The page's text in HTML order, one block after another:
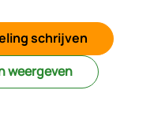
schrijven
weergeven